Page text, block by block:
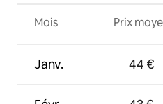
Mois
Janv.
Prix
44 €